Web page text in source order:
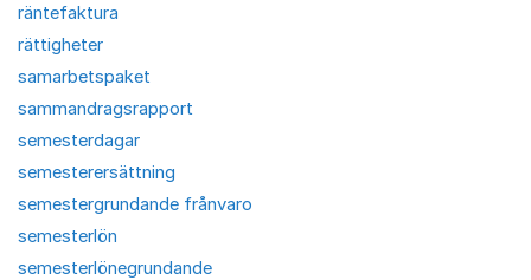
räntefaktura
rättigheter
samarbetspaket
sammandragsrapport
semesterdagar
semesterersättning
semestergrundande frånvaro
semesterlön
semesterlönegrundande